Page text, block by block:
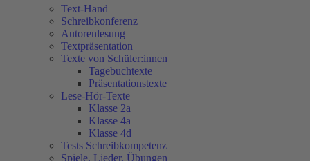
Text-Hand
Schreibkonferenz
Autorenlesung
Textpräsentation
Texte von Schüler:innen
Tagebuchtexte
Präsentationstexte
Lese-Hör-Texte
Klasse 2a
Klasse 4a
Klasse 4d
Tests Schreibkompetenz
Spiele, Lieder, Übungen